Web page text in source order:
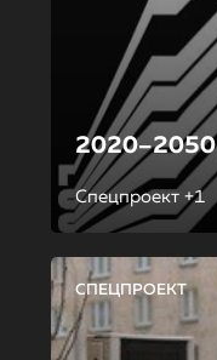
2020–2050
Спецпроект +1
СПЕЦПРОЕКТ